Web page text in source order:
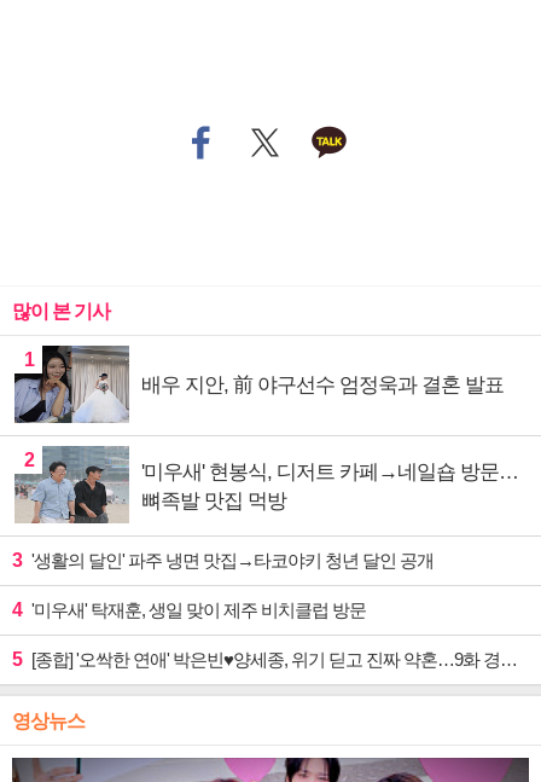
많이 본 기사
1
배우 지안, 前 야구선수 엄정욱과 결혼 발표
2
'미우새' 현봉식, 디저트 카페→네일숍 방문…
뼈족발 맛집 먹방
3 '생활의 달인' 파주 냉면 맛집→타코야키 청년 달인 공개
4 '미우새' 탁재훈, 생일 맞이 제주 비치클럽 방문
5 [종합] '오싹한 연애' 박은빈♥양세종, 위기 딛고 진짜 약혼…9화 경영권 사수 작전 예고
영상뉴스